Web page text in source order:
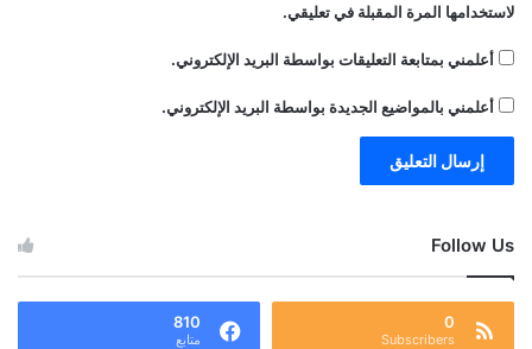
لاستخدامها المرة المقبلة في تعليقي.
أعلمني بمتابعة التعليقات بواسطة البريد الإلكتروني.
أعلمني بالمواضيع الجديدة بواسطة البريد الإلكتروني.
Follow Us
0
Subscribers
810
متابع